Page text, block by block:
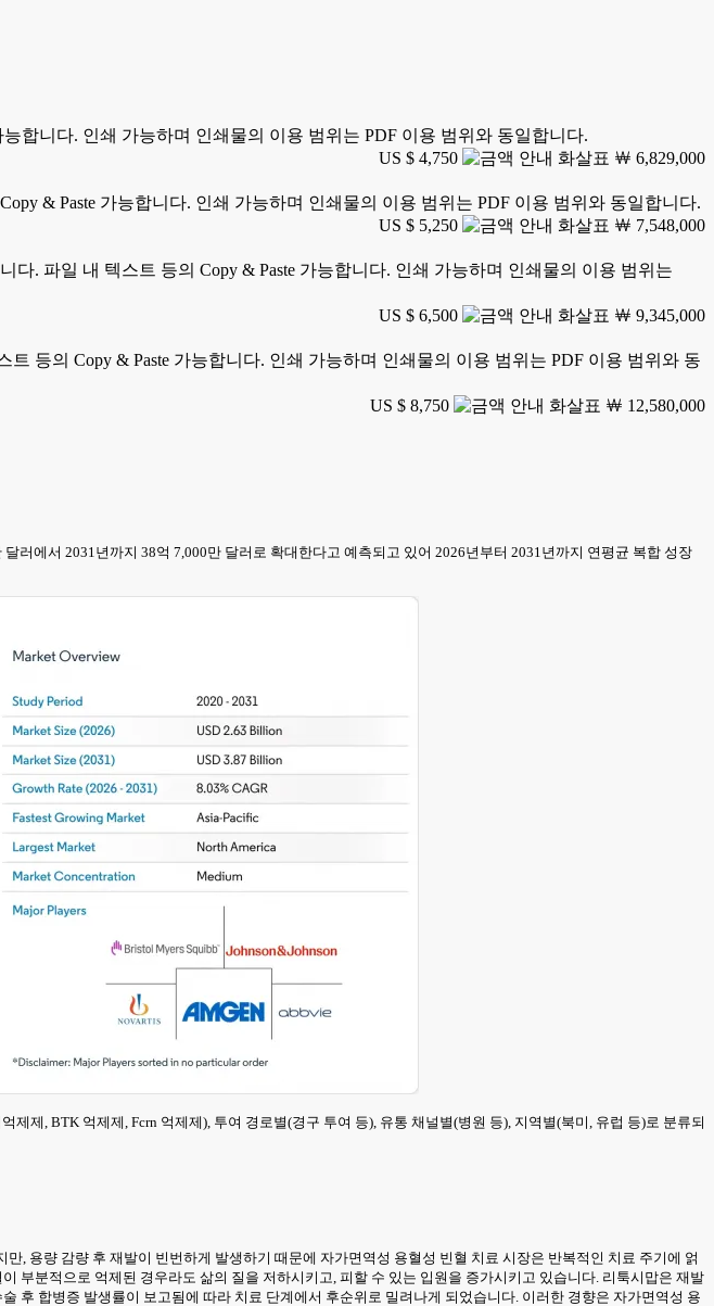
합니다. 인쇄 가능하며 인쇄물의 이용 범위는 PDF 이용 범위와 동일합니다.
US $ 4,750
￦ 6,829,000
& Paste 가능합니다. 인쇄 가능하며 인쇄물의 이용 범위는 PDF 이용 범위와 동일합니다.
US $ 5,250
￦ 7,548,000
. 파일 내 텍스트 등의 Copy & Paste 가능합니다. 인쇄 가능하며 인쇄물의 이용 범위는
US $ 6,500
￦ 9,345,000
등의 Copy & Paste 가능합니다. 인쇄 가능하며 인쇄물의 이용 범위는 PDF 이용 범위와 동
US $ 8,750
￦ 12,580,000
러에서 2031년까지 38억 7,000만 달러로 확대한다고 예측되고 있어 2026년부터 2031년까지 연평균 복합 성장
제, BTK 억제제, Fcrn 억제제), 투여 경로별(경구 투여 등), 유통 채널별(병원 등), 지역별(북미, 유럽 등)로 분류되
, 용량 감량 후 재발이 빈번하게 발생하기 때문에 자가면역성 용혈성 빈혈 치료 시장은 반복적인 치료 주기에 얽
부분적으로 억제된 경우라도 삶의 질을 저하시키고, 피할 수 있는 입원을 증가시키고 있습니다. 리툭시맙은 재발
후 합병증 발생률이 보고됨에 따라 치료 단계에서 후순위로 밀려나게 되었습니다. 이러한 경향은 자가면역성 용